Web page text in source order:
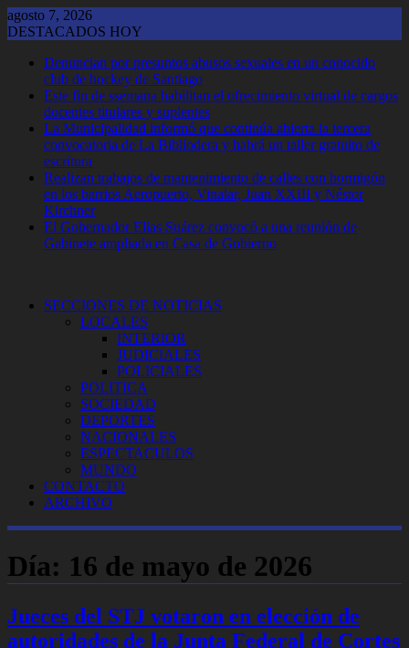
Saltar
al
agosto 7, 2026
DESTACADOS HOY
Denuncian por presuntos abusos sexuales en un conocido
club de hockey de Santiago
Este fin de ssemana habilitan el ofrecimiento virtual de cargos
docentes titulares y suplentes
La Municipalidad informó que continúa abierta la tercera
convocatoria de La Bibliodera y habrá un taller gratuito de
escritura
Realizan trabajos de mantenimiento de calles con hormigón
en los barrios Aeropuerto, Vinalar, Juan XXIII y Néstor
Kirchner
El Gobernador Elias Suárez convocó a una reunión de
Gabinete ampliada en Casa de Gobierno
SECCIONES DE NOTICIAS
LOCALES
INTERIOR
JUDICIALES
POLICIALES
POLITICA
SOCIEDAD
DEPORTES
NACIONALES
ESPECTACULOS
MUNDO
CONTACTO
ARCHIVO
Día: 16 de mayo de 2026
Jueces del STJ votaron en elección de
autoridades de la Junta Federal de Cortes